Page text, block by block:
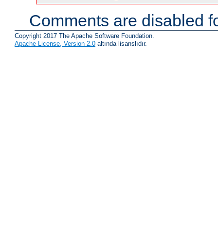
Comments are disabled
Copyright 2017 The Apache Software Foundation.
Apache License, Version 2.0 altında lisanslıdır.